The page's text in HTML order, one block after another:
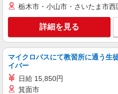
栃木市・小山市・さいたま市
詳細を見る
マイクロバスにて教習所に通う生
イバー
日給 15,850円
箕面市